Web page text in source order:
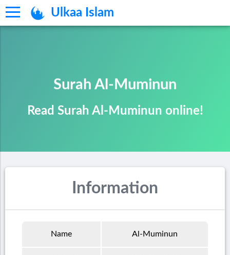
Ulkaa Islam
Surah Al-Muminun
Read Surah Al-Muminun online!
Information
Name Al-Muminun